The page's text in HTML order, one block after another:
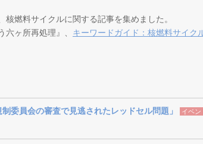
燃料サイクルに関する記事を集めました。
六ヶ所再処理』、 キーワードガイド：核燃料サイク
委員会の審査で見逃されたレッドセル問題」
イベン